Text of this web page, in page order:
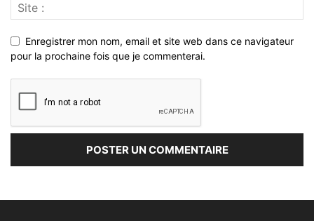
Enregistrer mon nom, email et site web dans ce navigateur
pour la prochaine fois que je commenterai.